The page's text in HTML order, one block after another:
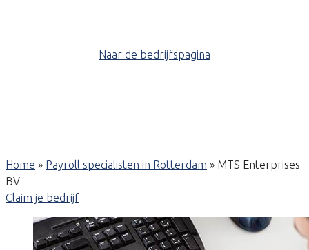
Naar de bedrijfspagina
Home » Payroll specialisten in Rotterdam » MTS Enterprises
BV
Claim je bedrijf